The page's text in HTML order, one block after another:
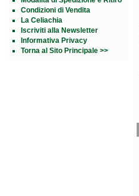
Condizioni di Vendita
La Celiachia
Iscriviti alla Newsletter
Informativa Privacy
Torna al Sito Principale >>